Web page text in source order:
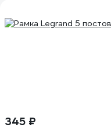
345 ₽